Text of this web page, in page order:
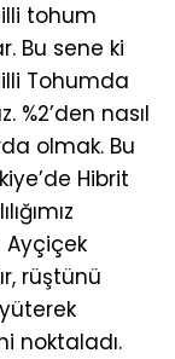
tohum
Bu sene ki
Tohumda
%2’den nasıl
olmak. Bu
Hibrit
Ayçiçek
rüştünü
noktaladı.